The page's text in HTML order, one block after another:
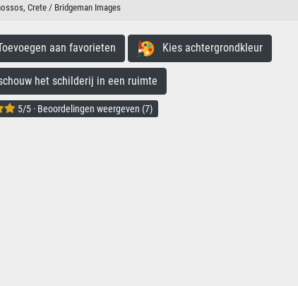
Crete / Bridgeman Images
aan favorieten Kies achtergrondkleur
het schilderij in een ruimte
5/5 · Beoordelingen weergeven (7)